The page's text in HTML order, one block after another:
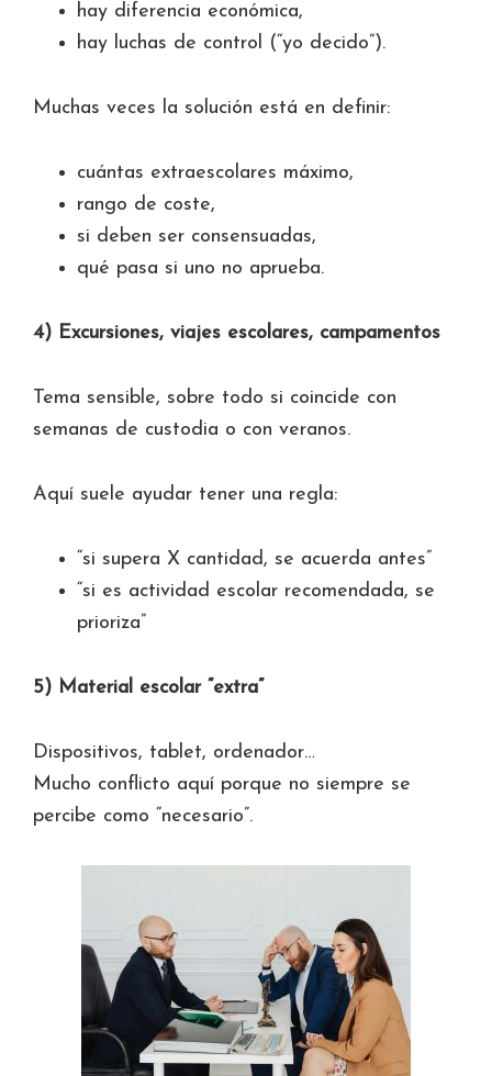
hay diferencia económica,
hay luchas de control (“yo decido”).
Muchas veces la solución está en definir:
cuántas extraescolares máximo,
rango de coste,
si deben ser consensuadas,
qué pasa si uno no aprueba.
4) Excursiones, viajes escolares, campamentos
Tema sensible, sobre todo si coincide con
semanas de custodia o con veranos.
Aquí suele ayudar tener una regla:
“si supera X cantidad, se acuerda antes”
“si es actividad escolar recomendada, se
prioriza”
5) Material escolar “extra”
Dispositivos, tablet, ordenador…
Mucho conflicto aquí porque no siempre se
percibe como “necesario”.